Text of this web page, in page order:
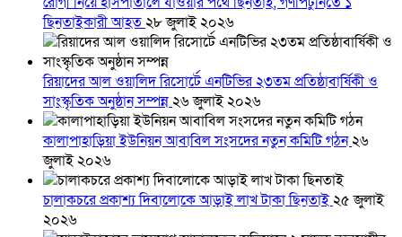
ছিনতাইকারী আহত২৮ জুলাই ২০২৬
রিয়াদের আল ওয়ালিদ রিসোর্টে এনটিভির ২৩তম প্রতিষ্ঠাবার্ষিকী ও
সাংস্কৃতিক অনুষ্ঠান সম্পন্ন২৬ জুলাই ২০২৬
কালাপাহাড়িয়া ইউনিয়ন আবাবিল সংসদের নতুন কমিটি গঠন২৬
জুলাই ২০২৬
চালাকচরে প্রকাশ্য দিবালোকে আড়াই লাখ টাকা ছিনতাই২৫ জুলাই
২০২৬